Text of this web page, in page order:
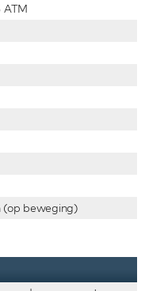
beweging)